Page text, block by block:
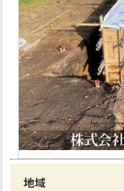
地域